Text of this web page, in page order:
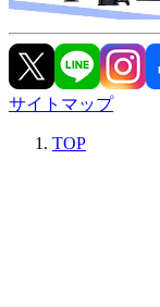
サイトマップ
TOP